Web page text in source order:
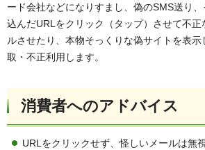
ード会社などになりすまし、偽のSMS送り
込んだURLをクリック（タップ）させて不
ルさせたり、本物そっくりな偽サイトを表
取・不正利用します。
消費者へのアドバイス
URLをクリックせず、怪しいメールは無